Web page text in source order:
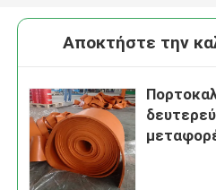
Αποκτήστε την